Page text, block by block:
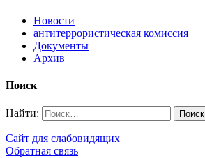
Новости
антитеррористическая комиссия
Документы
Архив
Поиск
Найти:
Сайт для слабовидящих
Обратная связь